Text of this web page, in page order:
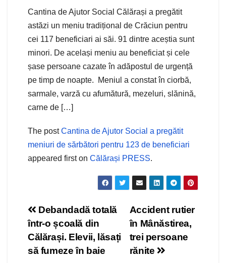
Cantina de Ajutor Social Călărași a pregătit
astăzi un meniu tradițional de Crăciun pentru
cei 117 beneficiari ai săi. 91 dintre aceștia sunt
minori. De același meniu au beneficiat și cele
șase persoane cazate în adăpostul de urgență
pe timp de noapte. Meniul a constat în ciorbă,
sarmale, varză cu afumătură, mezeluri, slănină,
carne de […]
The postCantina de Ajutor Social a pregătit
meniuri de sărbători pentru 123 de beneficiari
appeared first on Călărași PRESS.
Navigare
în
articole
Accident rutier
în Mânăstirea,
trei persoane
rănite
Debandadă totală
într-o școală din
Călărași. Elevii, lăsați
să fumeze în baie